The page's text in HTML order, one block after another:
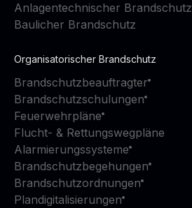
Anlagentechnischer Brandschutz
Baulicher Brandschutz
Organisatorischer Brandschutz
Brandschutzbeauftragter
Brandschutzschulungen
Feuerwehrpläne
Flucht- & Rettungswegpläne
Alarmierungssysteme
Brandschutzbegehungen
Brandschutzordnungen
Plandigitalisierungen